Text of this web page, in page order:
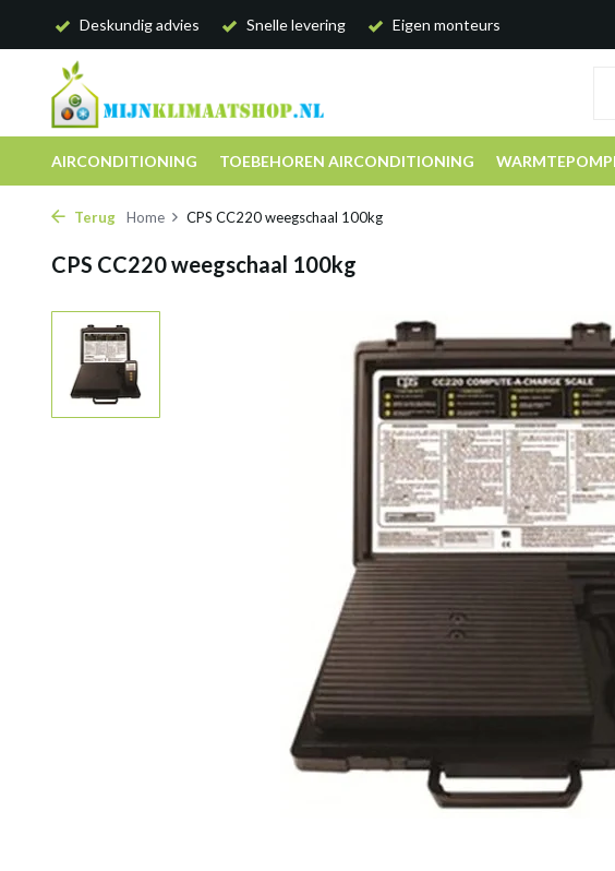
Deskundig advies Snelle levering Eigen monteurs
AIRCONDITIONING TOEBEHOREN AIRCONDITIONING
Terug Home CPS CC220 weegschaal 100kg
CPS CC220 weegschaal 100kg